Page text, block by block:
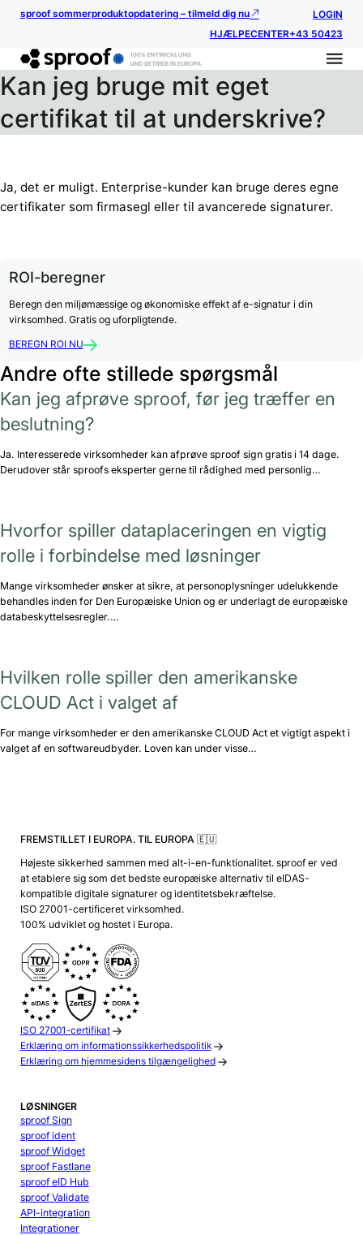
sproof sommerproduktopdatering – tilmeld dig nu
LOGIN
HJÆLPECENTER+43 50423
Kan jeg bruge mit eget
certifikat til at underskrive?
Ja, det er muligt. Enterprise-kunder kan bruge deres egne
certifikater som firmasegl eller til avancerede signaturer.
ROI-beregner
Beregn den miljømæssige og økonomiske effekt af e-signatur i din
virksomhed. Gratis og uforpligtende.
BEREGN ROI NU
Andre ofte stillede spørgsmål
Kan jeg afprøve sproof, før jeg træffer en
beslutning?
Ja. Interesserede virksomheder kan afprøve sproof sign gratis i 14 dage.
Derudover står sproofs eksperter gerne til rådighed med personlig…
Hvorfor spiller dataplaceringen en vigtig
rolle i forbindelse med løsninger
Mange virksomheder ønsker at sikre, at personoplysninger udelukkende
behandles inden for Den Europæiske Union og er underlagt de europæiske
databeskyttelsesregler.…
Hvilken rolle spiller den amerikanske
CLOUD Act i valget af
For mange virksomheder er den amerikanske CLOUD Act et vigtigt aspekt i
valget af en softwareudbyder. Loven kan under visse…
FREMSTILLET I EUROPA. TIL EUROPA 🇪🇺
Højeste sikkerhed sammen med alt-i-en-funktionalitet. sproof er ved
at etablere sig som det bedste europæiske alternativ til eIDAS-
kompatible digitale signaturer og identitetsbekræftelse.
ISO 27001-certificeret virksomhed.
100% udviklet og hostet i Europa.
ISO 27001-certifikat
Erklæring om informationssikkerhedspolitik
Erklæring om hjemmesidens tilgængelighed
LØSNINGER
sproof Sign
sproof ident
sproof Widget
sproof Fastlane
sproof eID Hub
sproof Validate
API-integration
Integrationer